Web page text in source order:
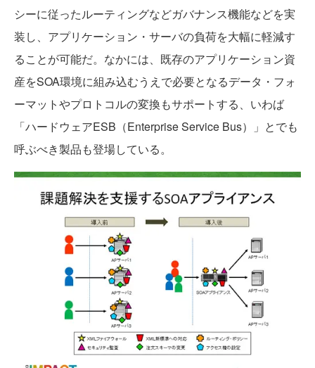
シーに従ったルーティングなどガバナンス機能などを実
装し、アプリケーション・サーバの負荷を大幅に軽減す
ることが可能だ。なかには、既存のアプリケーション資
産をSOA環境に組み込むうえで必要となるデータ・フォ
ーマットやプロトコルの変換もサポートする、いわば
「ハードウェアESB（Enterprise Service Bus）」とでも
呼ぶべき製品も登場している。